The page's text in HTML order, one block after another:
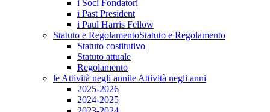
i Soci Fondatori
i Past President
i Paul Harris Fellow
Statuto e RegolamentoStatuto e Regolamento
Statuto costitutivo
Statuto attuale
Regolamento
le Attività negli annile Attività negli anni
2025-2026
2024-2025